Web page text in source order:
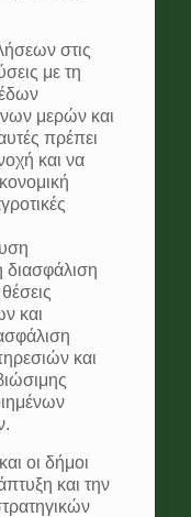
στις
με τη
μερών και
πρέπει
και να
διασφάλιση
και
και
οι δήμοι
και την